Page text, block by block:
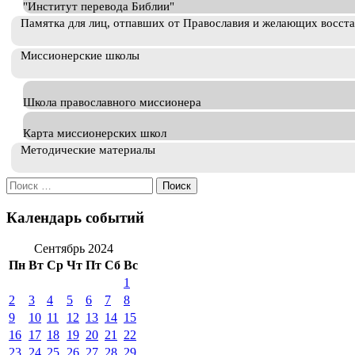
"Институт перевода Библии"
Памятка для лиц, отпавших от Православия и желающих
Миссионерские школы
Школа православного миссионера
Карта миссионерских школ
Методические материалы
Искать:
Календарь событий
Сентябрь 2024
Пн Вт Ср Чт Пт Сб Вс
1
2
3 4 5 6 7
8
9
10 11 12 13 14 15
16 17 18 19 20 21
22
23 24 25 26 27 28 29